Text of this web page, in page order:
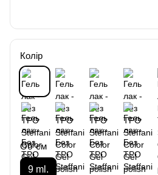
Колір
Об`єм
9 ml.